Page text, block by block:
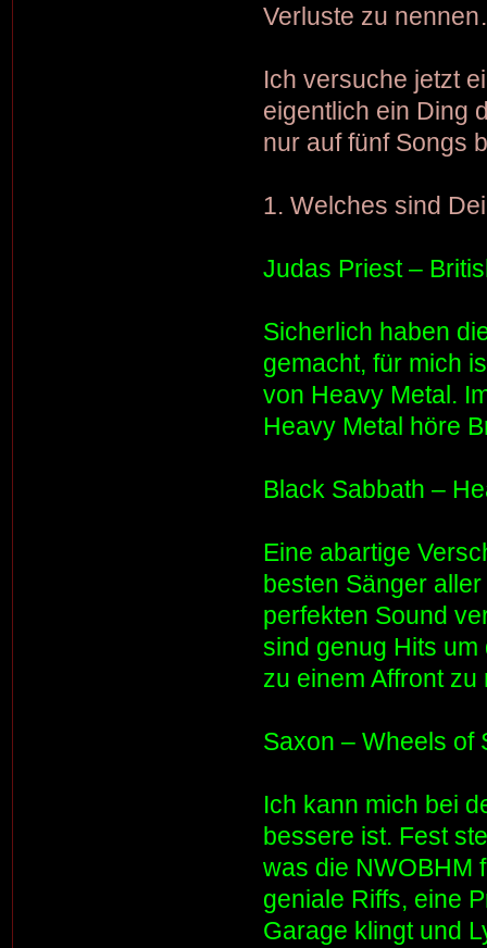
Verluste zu
Ich versuche jetzt
eigentlich ein Ding
nur auf fünf Songs
1. Welches sind
Judas Priest –
Sicherlich haben
gemacht, für mich
von Heavy Metal.
Heavy Metal höre
Black Sabbath –
Eine abartige
besten Sänger
perfekten Sound
sind genug Hits
zu einem Affront zu
Saxon – Wheels of
Ich kann mich bei
bessere ist. Fest
was die NWOBHM
geniale Riffs, eine
Garage klingt und